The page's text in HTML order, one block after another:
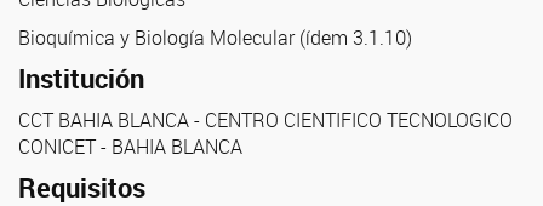
Bioquímica y Biología Molecular (ídem 3.1.10)
Institución
CCT BAHIA BLANCA - CENTRO CIENTIFICO TECNOLOGICO
CONICET - BAHIA BLANCA
Requisitos